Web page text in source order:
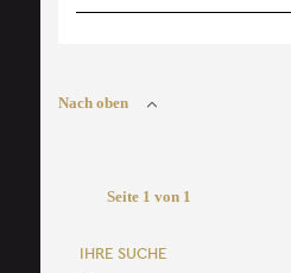
Nach oben
Seite 1 von 1
IHRE SUCHE